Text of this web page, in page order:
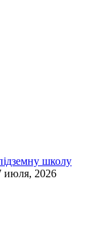
школу
июля, 2026